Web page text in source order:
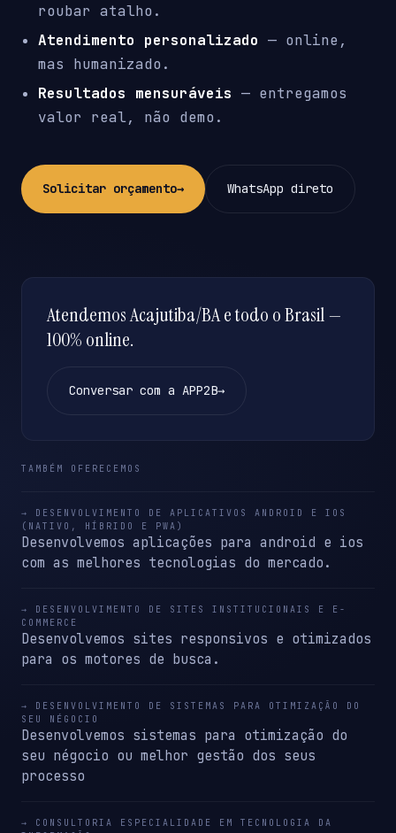
roubar atalho.
Atendimento personalizado — online,
mas humanizado.
Resultados mensuráveis — entregamos
valor real, não demo.
Solicitar orçamento→ WhatsApp direto
Atendemos Acajutiba/BA e todo o Brasil —
100% online.
Conversar com a APP2B→
TAMBÉM OFERECEMOS
→ DESENVOLVIMENTO DE APLICATIVOS ANDROID E IOS
(NATIVO, HÍBRIDO E PWA)
Desenvolvemos aplicações para android e ios
com as melhores tecnologias do mercado.
→ DESENVOLVIMENTO DE SITES INSTITUCIONAIS E E-
COMMERCE
Desenvolvemos sites responsivos e otimizados
para os motores de busca.
→ DESENVOLVIMENTO DE SISTEMAS PARA OTIMIZAÇÃO DO
SEU NÉGOCIO
Desenvolvemos sistemas para otimização do
seu négocio ou melhor gestão dos seus
processo
→ CONSULTORIA ESPECIALIDADE EM TECNOLOGIA DA